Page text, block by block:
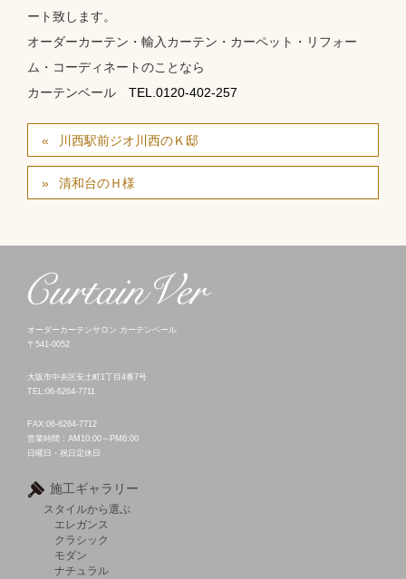
ート致します。
オーダーカーテン・輸入カーテン・カーペット・リフォー
ム・コーディネートのことなら
カーテンベール TEL.0120-402-257
川西駅前ジオ川西のＫ邸
清和台のＨ様
オーダーカーテンサロン カーテンベール
〒541-0052
大阪市中央区安土町1丁目4番7号
TEL:06-6264-7711
FAX:06-6264-7712
営業時間：AM10:00～PM6:00
日曜日・祝日定休日
施工ギャラリー
スタイルから選ぶ
エレガンス
クラシック
モダン
ナチュラル